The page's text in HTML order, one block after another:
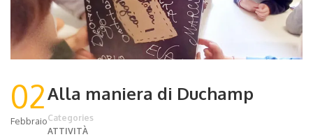
02
Febbraio
Alla maniera di Duchamp
Categories
ATTIVITÀ